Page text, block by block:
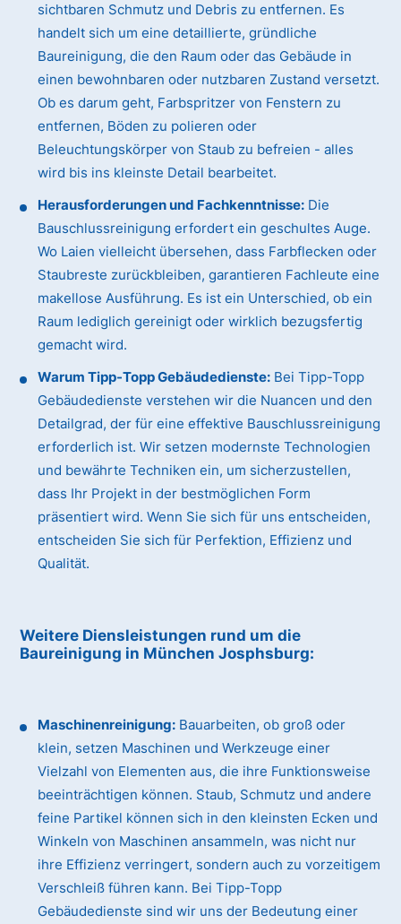
sichtbaren Schmutz und Debris zu entfernen. Es
handelt sich um eine detaillierte, gründliche
Baureinigung, die den Raum oder das Gebäude in
einen bewohnbaren oder nutzbaren Zustand versetzt.
Ob es darum geht, Farbspritzer von Fenstern zu
entfernen, Böden zu polieren oder
Beleuchtungskörper von Staub zu befreien - alles
wird bis ins kleinste Detail bearbeitet.
Herausforderungen und Fachkenntnisse: Die
Bauschlussreinigung erfordert ein geschultes Auge.
Wo Laien vielleicht übersehen, dass Farbflecken oder
Staubreste zurückbleiben, garantieren Fachleute eine
makellose Ausführung. Es ist ein Unterschied, ob ein
Raum lediglich gereinigt oder wirklich bezugsfertig
gemacht wird.
Warum Tipp-Topp Gebäudedienste: Bei Tipp-Topp
Gebäudedienste verstehen wir die Nuancen und den
Detailgrad, der für eine effektive Bauschlussreinigung
erforderlich ist. Wir setzen modernste Technologien
und bewährte Techniken ein, um sicherzustellen,
dass Ihr Projekt in der bestmöglichen Form
präsentiert wird. Wenn Sie sich für uns entscheiden,
entscheiden Sie sich für Perfektion, Effizienz und
Qualität.
Weitere Diensleistungen rund um die
Baureinigung in München Josphsburg:
Maschinenreinigung: Bauarbeiten, ob groß oder
klein, setzen Maschinen und Werkzeuge einer
Vielzahl von Elementen aus, die ihre Funktionsweise
beeinträchtigen können. Staub, Schmutz und andere
feine Partikel können sich in den kleinsten Ecken und
Winkeln von Maschinen ansammeln, was nicht nur
ihre Effizienz verringert, sondern auch zu vorzeitigem
Verschleiß führen kann. Bei Tipp-Topp
Gebäudedienste sind wir uns der Bedeutung einer